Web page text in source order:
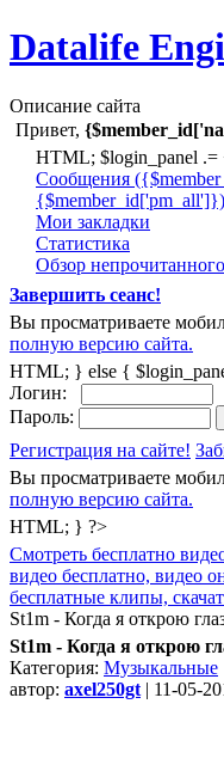
Datalife
Описание сайта
Привет,
HTML; $login_panel
Cообщения
{$member_id['pm_all']})
Мои закладки
Статистика
Обзор непрочитанного
Завершить сеанс!
Вы просматриваете
полную версию сайта.
HTML; } else {
Логин:
Пароль:
Регистрация на сайте!
Вы просматриваете
полную версию сайта.
HTML; } ?>
Смотреть бесплатно
видео бесплатно, видео
бесплатные клипы,
St1m - Когда я открою
St1m - Когда я открою
Категория: Музыкальные
автор: axel250gt | 11-05-